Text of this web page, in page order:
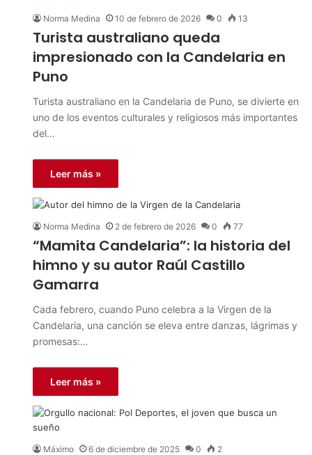
Norma Medina 10 de febrero de 2026 0 13
Turista australiano queda
impresionado con la Candelaria en
Puno
Turista australiano en la Candelaria de Puno, se divierte en
uno de los eventos culturales y religiosos más importantes
del…
Leer más »
Norma Medina 2 de febrero de 2026 0 77
“Mamita Candelaria”: la historia del
himno y su autor Raúl Castillo
Gamarra
Cada febrero, cuando Puno celebra a la Virgen de la
Candelaria, una canción se eleva entre danzas, lágrimas y
promesas:…
Leer más »
Máximo 6 de diciembre de 2025 0 2